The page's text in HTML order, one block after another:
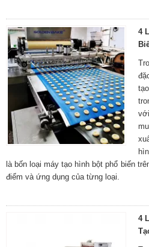
4
là bốn loại máy tạo hình bột phổ biến
điểm và ứng dụng của từng loại.
4